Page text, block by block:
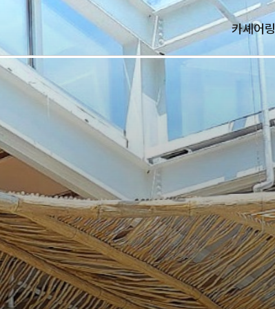
카셰어링